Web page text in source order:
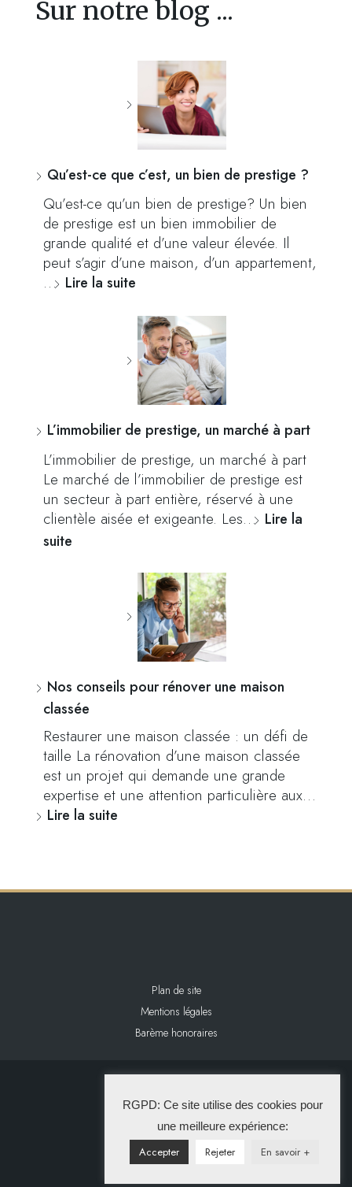
Sur notre blog ...
Qu’est-ce que c’est, un bien de prestige ?
Qu’est-ce qu’un bien de prestige? Un bien
de prestige est un bien immobilier de
grande qualité et d’une valeur élevée. Il
peut s’agir d’une maison, d’un appartement,
… Lire la suite
L’immobilier de prestige, un marché à part
L’immobilier de prestige, un marché à part
Le marché de l’immobilier de prestige est
un secteur à part entière, réservé à une
clientèle aisée et exigeante. Les… Lire la
suite
Nos conseils pour rénover une maison
classée
Restaurer une maison classée : un défi de
taille La rénovation d’une maison classée
est un projet qui demande une grande
expertise et une attention particulière aux…
Lire la suite
Plan de site
Mentions légales
Barème honoraires
La Solution Immo
RGPD: Ce site utilise des cookies pour
une meilleure expérience:
Accepter Rejeter En savoir +